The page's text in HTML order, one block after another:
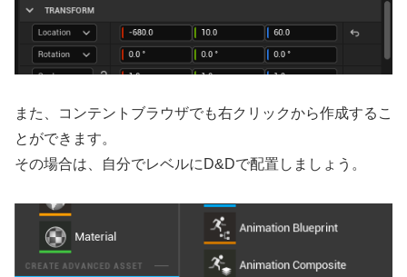
また、コンテントブラウザでも右クリックから作成するこ
とができます。
その場合は、自分でレベルにD&Dで配置しましょう。